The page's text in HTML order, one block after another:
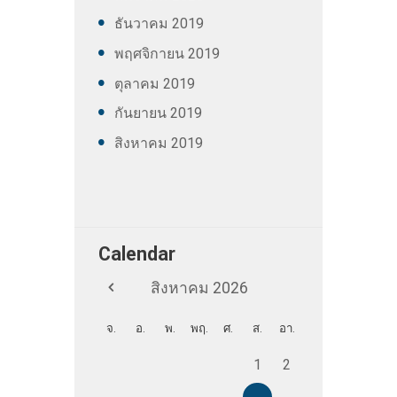
ธันวาคม 2019
พฤศจิกายน 2019
ตุลาคม 2019
กันยายน 2019
สิงหาคม 2019
Calendar
สิงหาคม 2026
จ. อ. พ. พฤ. ศ. ส. อา.
1 2